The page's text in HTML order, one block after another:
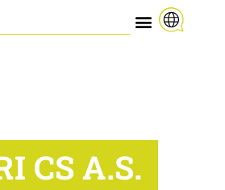
CS A.S.